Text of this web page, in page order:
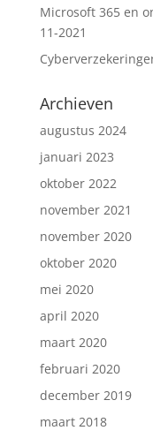
Microsoft 365 en
11-2021
Archieven
augustus 2024
januari 2023
oktober 2022
november 2021
november 2020
oktober 2020
mei 2020
april 2020
maart 2020
februari 2020
december 2019
maart 2018